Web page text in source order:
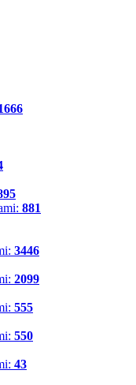
881
3446
2099
555
550
43